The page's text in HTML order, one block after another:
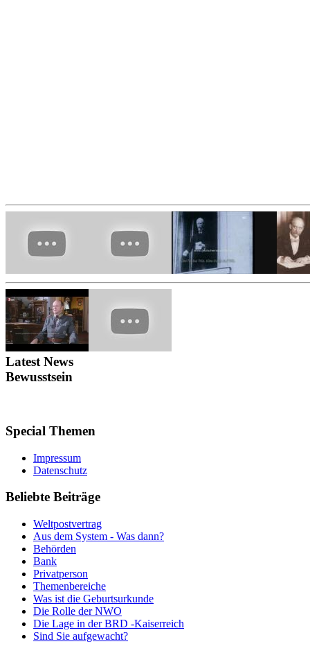
LatestNews
Bewusstsein
Special Themen
Impressum
Datenschutz
Beliebte Beiträge
Weltpostvertrag
Aus dem System - Was dann?
Behörden
Bank
Privatperson
Themenbereiche
Was ist die Geburtsurkunde
Die Rolle der NWO
Die Lage in der BRD -Kaiserreich
Sind Sie aufgewacht?